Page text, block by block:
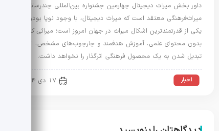
داور بخش میراث دیجیتال چهارمین جشنواره بین‌المللی چندرسانه‌ای
میراث‌فرهنگی معتقد است که میراث دیجیتال، با وجود نوپا بودن،
یکی از قدرتمندترین اشکال میراث در جهان امروز است؛ میراثی که
بدون محتوای علمی، آموزش هدفمند و چارچوب‌های مشخص، امکان
تبدیل شدن به یک محصول فرهنگی اثرگذار را نخواهد داشت.
اخبار 17 دی 1404